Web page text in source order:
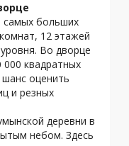
самых больших
12 этажей
Во дворце
000 квадратных
оценить
и резных
деревни в
небом. Здесь